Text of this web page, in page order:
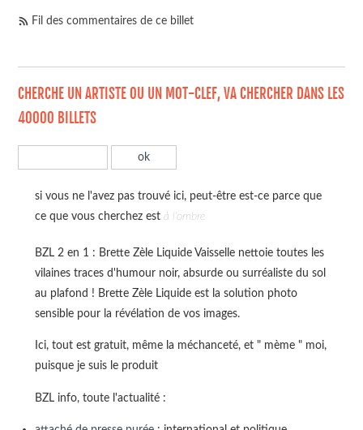
Fil des commentaires de ce billet
CHERCHE UN ARTISTE OU UN MOT-CLEF, VA CHERCHER DANS LES
40000 BILLETS
si vous ne l'avez pas trouvé ici, peut-être est-ce parce que
ce que vous cherchez est à l'ombre
BZL 2 en 1 : Brette Zèle Liquide Vaisselle nettoie toutes les
vilaines traces d'humour noir, absurde ou surréaliste du sol
au plafond ! Brette Zèle Liquide est la solution photo
sensible pour la révélation de vos images.
Ici, tout est gratuit, même la méchanceté, et " mème " moi,
puisque je suis le produit
BZL info, toute l'actualité :